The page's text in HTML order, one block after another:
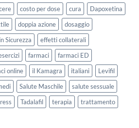
costo per dose cura
Dapoxetina
doppia azione
dosaggio
Sicurezza
effetti collaterali
farmaci
farmaci ED
online il Kamagra italiani
Levifil
Salute Maschile
salute sessuale
Tadalafil terapia
trattamento